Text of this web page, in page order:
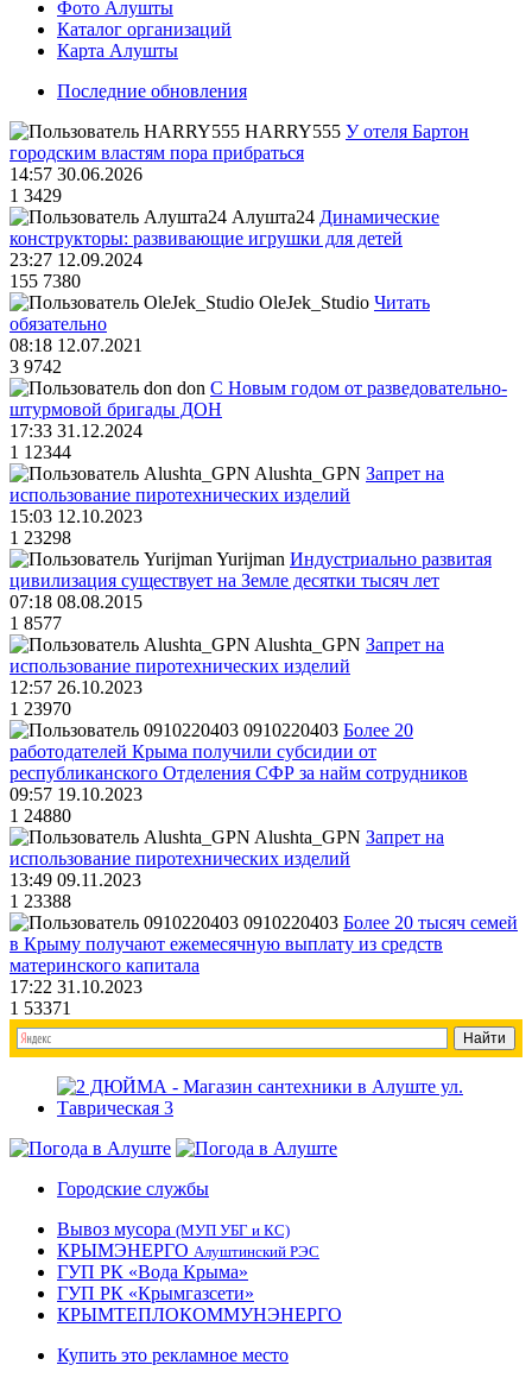
Фото Алушты
Каталог организаций
Карта Алушты
Последние обновления
HARRY555 У отеля Бартон
городским властям пора прибраться
14:57 30.06.2026
1 3429
Алушта24 Динамические
конструкторы: развивающие игрушки для детей
23:27 12.09.2024
155 7380
OleJek_Studio Читать
обязательно
08:18 12.07.2021
3 9742
don С Новым годом от разведовательно-
штурмовой бригады ДОН
17:33 31.12.2024
1 12344
Alushta_GPN Запрет на
использование пиротехнических изделий
15:03 12.10.2023
1 23298
Yurijman Индустриально развитая
цивилизация существует на Земле десятки тысяч лет
07:18 08.08.2015
1 8577
Alushta_GPN Запрет на
использование пиротехнических изделий
12:57 26.10.2023
1 23970
0910220403 Более 20
работодателей Крыма получили субсидии от
республиканского Отделения СФР за найм сотрудников
09:57 19.10.2023
1 24880
Alushta_GPN Запрет на
использование пиротехнических изделий
13:49 09.11.2023
1 23388
0910220403 Более 20 тысяч семей
в Крыму получают ежемесячную выплату из средств
материнского капитала
17:22 31.10.2023
1 53371
Городские службы
Вывоз мусора (МУП УБГ и КС)
КРЫМЭНЕРГО Алуштинский РЭС
ГУП РК «Вода Крыма»
ГУП РК «Крымгазсети»
КРЫМТЕПЛОКОММУНЭНЕРГО
Купить это рекламное место